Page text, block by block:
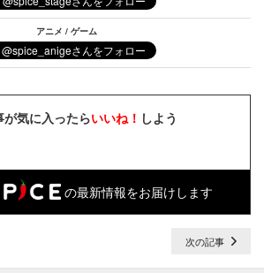
アニメ / ゲーム
が気に入ったらいいね！ しよう
の最新情報をお届けします
次の記事